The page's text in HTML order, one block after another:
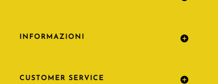
INFORMAZIONI
CUSTOMER SERVICE